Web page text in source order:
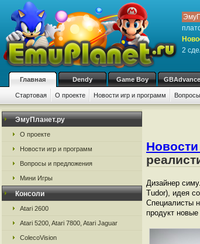
2
Главная Dendy Game Boy GBAdvance
Стартовая О проекте Новости игр и программ
ЭмуПланет.ру
О проекте
Новости игр и программ
Вопросы и предложения
Мини Игры
Консоли
Atari 2600
Atari 5200, Atari 7800, Atari Jaguar
ColecoVision
Дизайнер
Tudor), идея
Специалисты
продукт